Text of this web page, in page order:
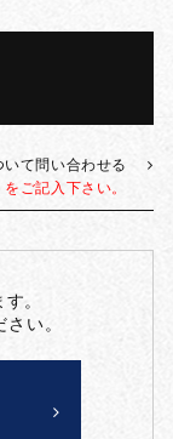
いて問い合わせる
ご記入下さい。
。
い。